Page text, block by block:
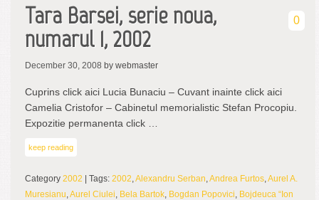
Tara Barsei, serie noua,
numarul 1, 2002
0
December 30, 2008 by webmaster
Cuprins click aici Lucia Bunaciu – Cuvant inainte click aici
Camelia Cristofor – Cabinetul memorialistic Stefan Procopiu.
Expozitie permanenta click …
keep reading
Category 2002 | Tags: 2002,Alexandru Serban,Andrea Furtos,Aurel A.
Muresianu,Aurel Ciulei, Bela Bartok, Bogdan Popovici, Bojdeuca “Ion